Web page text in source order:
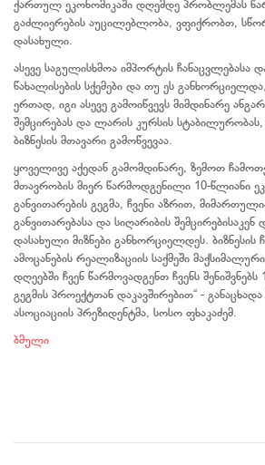
ქართულ ეკონომიკაში დღემდე პრობლემას
გაძლიერების აუცილებლობა, ვფიქრობთ,
დასახული.
ასევე საგულისხმოა იმპორტის ჩანაცვლებასა
წახალისების სქემები და თუ ეს
ერთად, იგი ასევე გამოიწვევს მიმდინარე
შემცირებას და ლარის კურსის სტაბილურობას,
ბიზნესის მთავარი გამოწვევაა.
ყოველივე აქედან გამომდინარე, ზემოთ
მთავრობის მიერ წარმოდგენილი 10-წლიანი
განვითარების გეგმა, ჩვენი აზრით,
განვითარებასა და სიღარიბის
დასახული მიზნები განხორციელდეს.
ამოცანების რეალიზაციის საქმეში
დღეებში ჩვენ წარმოვადგენთ ჩვენს
გეგმის პროექტთან დაკავშირებით“ -
ასოციაციის პრეზიდენტმა, სოსო ფხაკაძემ.
ბმული